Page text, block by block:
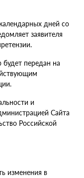
дней со
заявителя
передан на
и
Сайта
Российской
изменения в